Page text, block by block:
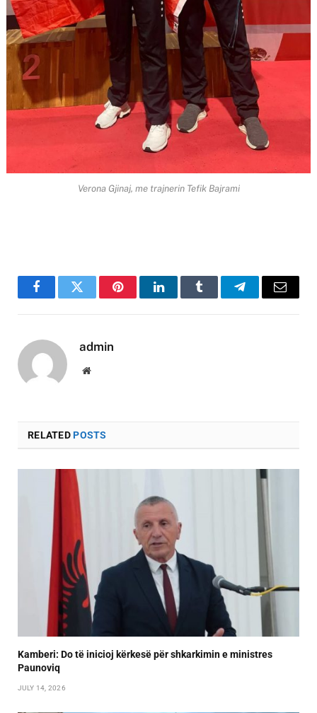
Verona Gjinaj, me trajnerin Tefik Bajrami
FacebookTwitter PinterestLinkedInTumblr TelegramEmail
admin
Website
RELATEDPOSTS
Kamberi: Do të inicioj kërkesë për shkarkimin e ministres
Paunoviq
JULY 14, 2026